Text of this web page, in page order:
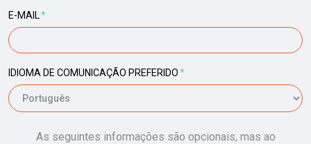
E-MAIL*
IDIOMA DE COMUNICAÇÃO PREFERIDO*
As seguintes informações são opcionais, mas ao